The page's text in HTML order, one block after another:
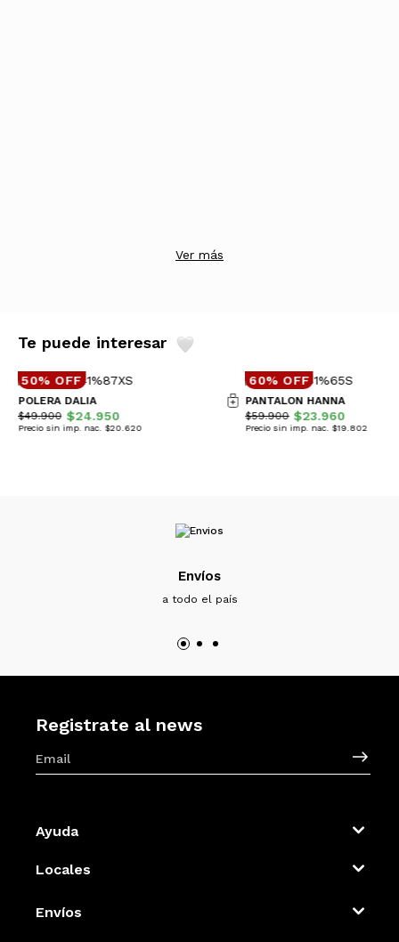
Ver más
Te puede interesar
50% OFF
POLERA DALIA
$49.900 $24.950
Precio sin imp. nac. $20.620
60% OFF
PANTALON HANNA
$59.900 $23.960
Precio sin imp. nac. $19.802
Envíos
a todo el país
Registrate al news
Ayuda
Locales
Envíos